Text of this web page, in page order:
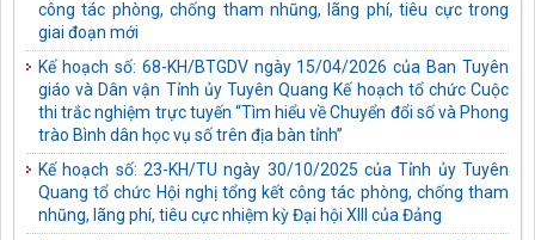
giai đoạn mới
Kế hoạch số: 68-KH/BTGDV ngày 15/04/2026 của Ban Tuyên
giáo và Dân vận Tỉnh ủy Tuyên Quang Kế hoạch tổ chức Cuộc
thi trắc nghiệm trực tuyến “Tìm hiểu về Chuyển đổi số và Phong
trào Bình dân học vụ số trên địa bàn tỉnh”
Kế hoạch số: 23-KH/TU ngày 30/10/2025 của Tỉnh ủy Tuyên
Quang tổ chức Hội nghị tổng kết công tác phòng, chống tham
nhũng, lãng phí, tiêu cực nhiệm kỳ Đại hội XIII của Đảng
Hướng dẫn số: 01-HD/BCĐ ngày 10/10/2025 của Ban Chỉ đạo